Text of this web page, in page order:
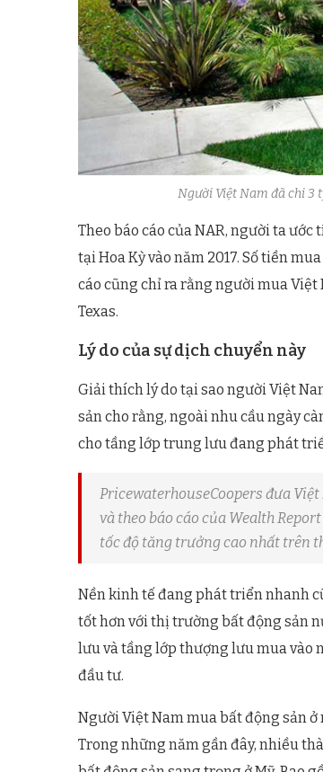
Người Việt Nam đã chi 3
Theo báo cáo của NAR, người ta
tại Hoa Kỳ vào năm 2017. Số tiền
cáo cũng chỉ ra rằng người mua
Texas.
Lý do của sự dịch chuyển này
Giải thích lý do tại sao người Việt
sản cho rằng, ngoài nhu cầu ngày
cho tầng lớp trung lưu đang phát
PricewaterhouseCoopers đưa
và theo báo cáo của Wealth
tốc độ tăng trưởng cao nhất trên
Nền kinh tế đang phát triển nhanh
tốt hơn với thị trường bất động sản
lưu và tầng lớp thượng lưu mua vào
đầu tư.
Người Việt Nam mua bất động sản
Trong những năm gần đây, nhiều